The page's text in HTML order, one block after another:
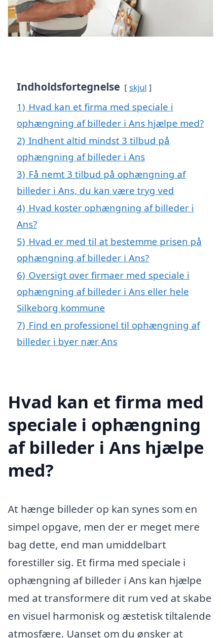
Indholdsfortegnelse skjul
1) Hvad kan et firma med speciale i
ophængning af billeder i Ans hjælpe med?
2) Indhent altid mindst 3 tilbud på
ophængning af billeder i Ans
3) Få nemt 3 tilbud på ophængning af
billeder i Ans, du kan være tryg ved
4) Hvad koster ophængning af billeder i
Ans?
5) Hvad er med til at bestemme prisen på
ophængning af billeder i Ans?
6) Oversigt over firmaer med speciale i
ophængning af billeder i Ans eller hele
Silkeborg kommune
7) Find en professionel til ophængning af
billeder i byer nær Ans
Hvad kan et firma med
speciale i ophængning
af billeder i Ans hjælpe
med?
At hænge billeder op kan synes som en
simpel opgave, men der er meget mere
bag dette, end man umiddelbart
forestiller sig. Et firma med speciale i
ophængning af billeder i Ans kan hjælpe
med at transformere dit rum ved at skabe
en visuel harmonisk og æstetisk tiltalende
atmosfære. Uanset om du ønsker at